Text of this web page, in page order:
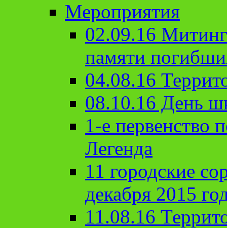
Мероприятия
02.09.16
памяти
04.08.16
08.10.16 День
1-е первенство
Легенда
11 городские
декабря 2015
11.08.16